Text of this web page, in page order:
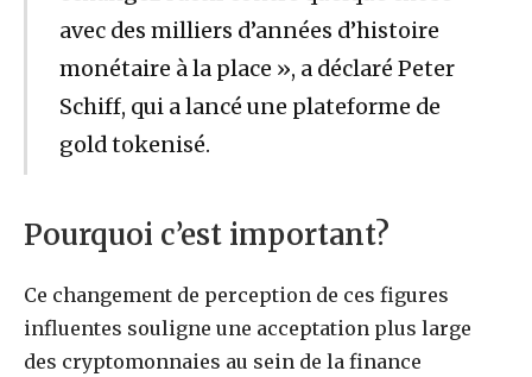
avec des milliers d’années d’histoire
monétaire à la place », a déclaré Peter
Schiff, qui a lancé une plateforme de
gold tokenisé.
Pourquoi c’est important?
Ce changement de perception de ces figures
influentes souligne une acceptation plus large
des cryptomonnaies au sein de la finance